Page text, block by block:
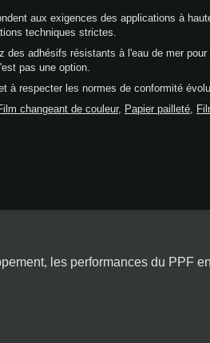
aux exigences des applications à
techniques strictes.
adhésifs résistants à l'eau de mer
pas une option.
respecter les normes de conformité
changeant de couleur, Papier pailleté
les performances du PPF